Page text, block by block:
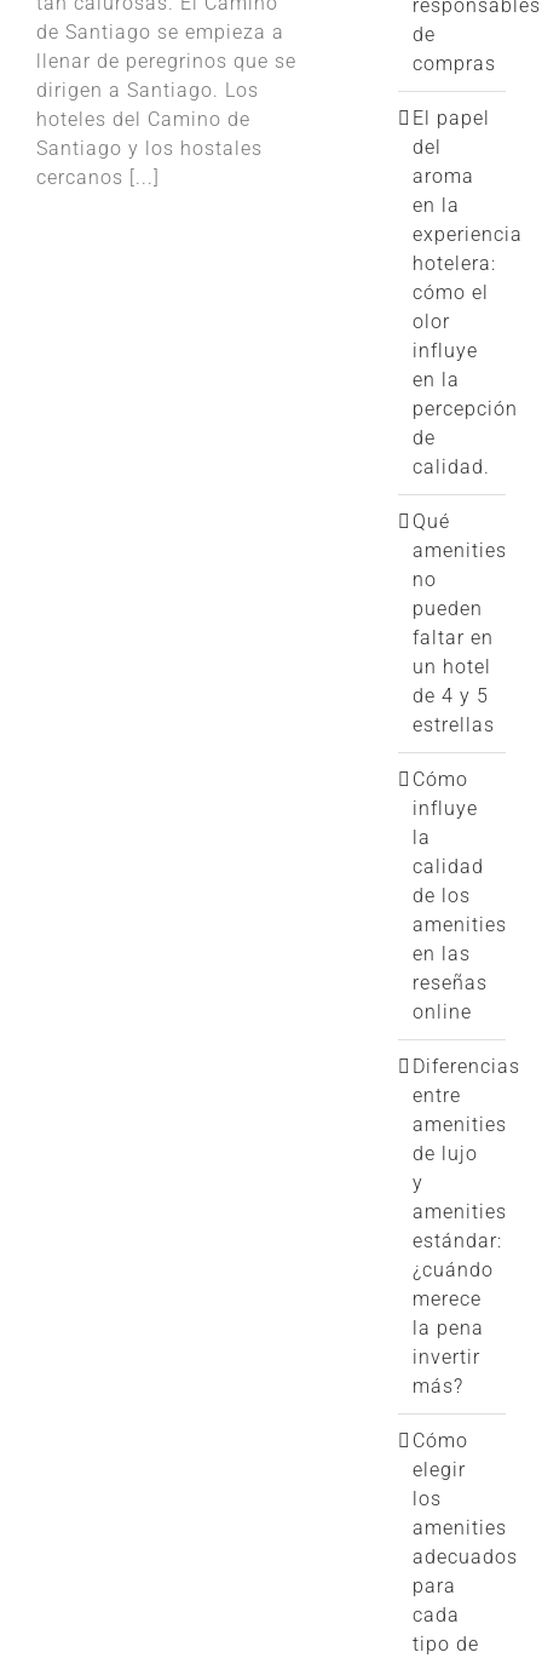
de Santiago se empieza a
llenar de peregrinos que se
dirigen a Santiago. Los
hoteles del Camino de
Santiago y los hostales
cercanos [...]
responsables
de
compras
El papel
del
aroma
en la
experiencia
hotelera:
cómo el
olor
influye
en la
percepción
de
calidad.
Qué
amenities
no
pueden
faltar en
un hotel
de 4 y 5
estrellas
Cómo
influye
la
calidad
de los
amenities
en las
reseñas
online
Diferencias
entre
amenities
de lujo
y
amenities
estándar:
¿cuándo
merece
la pena
invertir
más?
Cómo
elegir
los
amenities
adecuados
para
cada
tipo de